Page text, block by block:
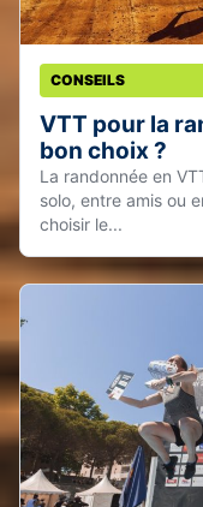
CONSEILS
VTT pour la
bon choix ?
La randonnée en
solo, entre amis ou
choisir le...